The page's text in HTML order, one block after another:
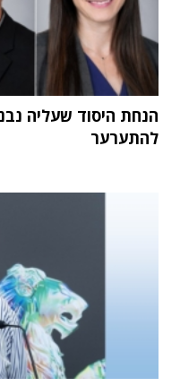
הנחת היסוד שעליה
להתערער